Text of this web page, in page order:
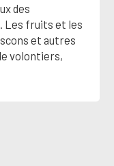
des
Les fruits et les
et autres
volontiers,